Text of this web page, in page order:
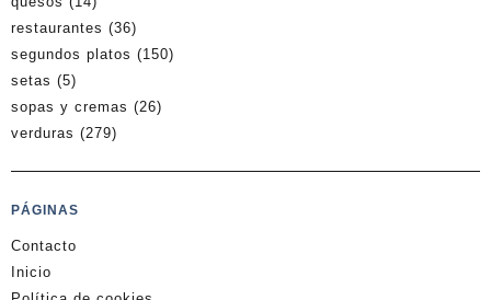
restaurantes (36)
segundos platos (150)
setas (5)
sopas y cremas (26)
verduras (279)
PÁGINAS
Contacto
Inicio